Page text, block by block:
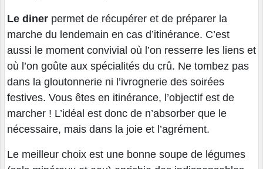
Le diner permet de récupérer et de préparer la
marche du lendemain en cas d’itinérance. C’est
aussi le moment convivial où l’on resserre les liens et
où l’on goûte aux spécialités du crû. Ne tombez pas
dans la gloutonnerie ni l’ivrognerie des soirées
festives. Vous êtes en itinérance, l’objectif est de
marcher ! L’idéal est donc de n’absorber que le
nécessaire, mais dans la joie et l’agrément.
Le meilleur choix est une bonne soupe de légumes